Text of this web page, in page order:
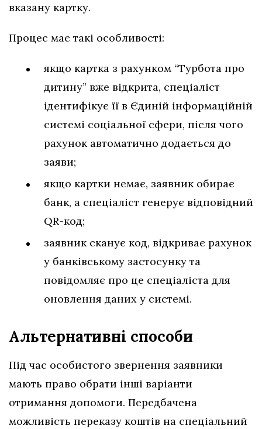
вказану картку.
Процес має такі особливості:
якщо картка з рахунком “Турбота про
дитину” вже відкрита, спеціаліст
ідентифікує її в Єдиній інформаційній
системі соціальної сфери, після чого
рахунок автоматично додається до
заяви;
якщо картки немає, заявник обирає
банк, а спеціаліст генерує відповідний
QR-код;
заявник сканує код, відкриває рахунок
у банківському застосунку та
повідомляє про це спеціаліста для
оновлення даних у системі.
Альтернативні способи
Під час особистого звернення заявники
мають право обрати інші варіанти
отримання допомоги. Передбачена
можливість переказу коштів на спеціальний